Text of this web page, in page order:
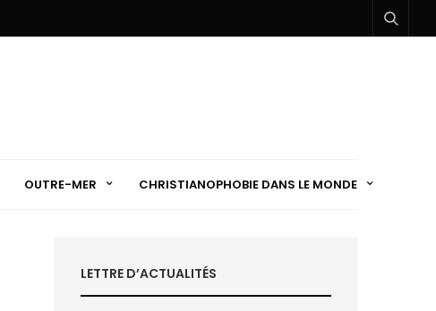
OUTRE-MER CHRISTIANOPHOBIE DANS LE MONDE
LETTRE D’ACTUALITÉS